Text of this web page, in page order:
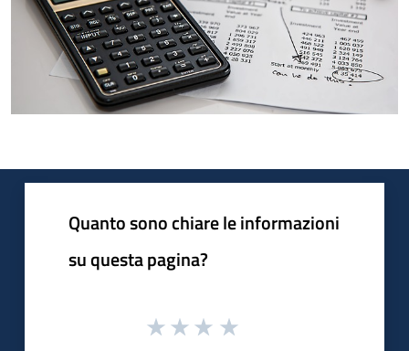
Quanto sono chiare le informazioni
su questa pagina?